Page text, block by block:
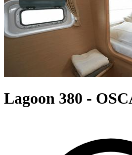
Lagoon 380 -